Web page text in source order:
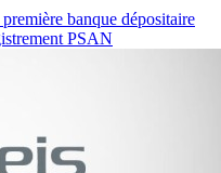
banque dépositaire
PSAN